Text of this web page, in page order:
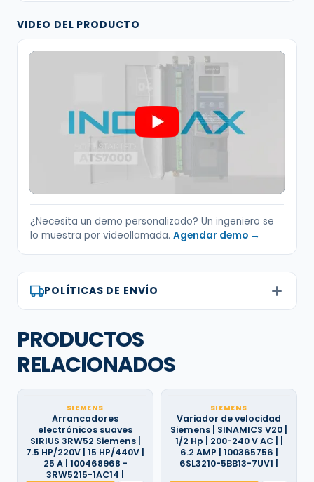
VIDEO DEL PRODUCTO
¿Necesita un demo personalizado? Un ingeniero se
lo muestra por videollamada. Agendar demo →
POLÍTICAS DE ENVÍO
PRODUCTOS
RELACIONADOS
SIEMENS
Arrancadores
electrónicos suaves
SIRIUS 3RW52 Siemens |
7.5 HP/220V | 15 HP/440V |
25 A | 100468968 -
3RW5215-1AC14 |
SIEMENS
Variador de velocidad
Siemens | SINAMICS V20 |
1/2 Hp | 200-240 V AC | |
6.2 AMP | 100365756 |
6SL3210-5BB13-7UV1 |